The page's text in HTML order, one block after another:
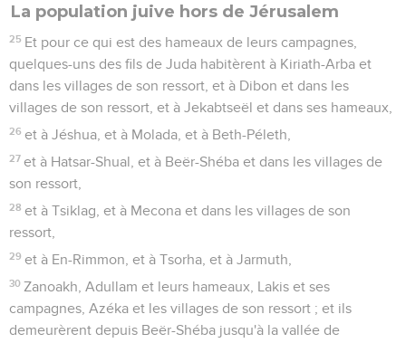
La population juive hors de Jérusalem
25 Et pour ce qui est des hameaux de leurs campagnes,
quelques-uns des fils de Juda habitèrent à Kiriath-Arba et
dans les villages de son ressort, et à Dibon et dans les
villages de son ressort, et à Jekabtseël et dans ses hameaux,
26 et à Jéshua, et à Molada, et à Beth-Péleth,
27 et à Hatsar-Shual, et à Beër-Shéba et dans les villages de
son ressort,
28 et à Tsiklag, et à Mecona et dans les villages de son
ressort,
29 et à En-Rimmon, et à Tsorha, et à Jarmuth,
30 Zanoakh, Adullam et leurs hameaux, Lakis et ses
campagnes, Azéka et les villages de son ressort ; et ils
demeurèrent depuis Beër-Shéba jusqu'à la vallée de